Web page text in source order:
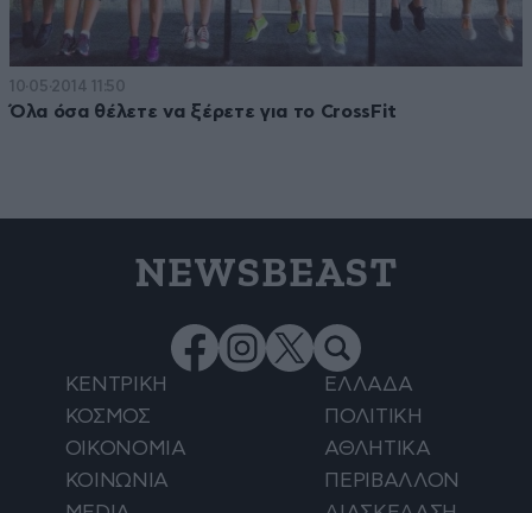
10·05·2014 11:50
Όλα όσα θέλετε να ξέρετε για το CrossFit
NEWSBEAST
ΚΕΝΤΡΙΚΗ
ΕΛΛΑΔΑ
ΚΟΣΜΟΣ
ΠΟΛΙΤΙΚΗ
ΟΙΚΟΝΟΜΙΑ
ΑΘΛΗΤΙΚΑ
ΚΟΙΝΩΝΙΑ
ΠΕΡΙΒΑΛΛΟΝ